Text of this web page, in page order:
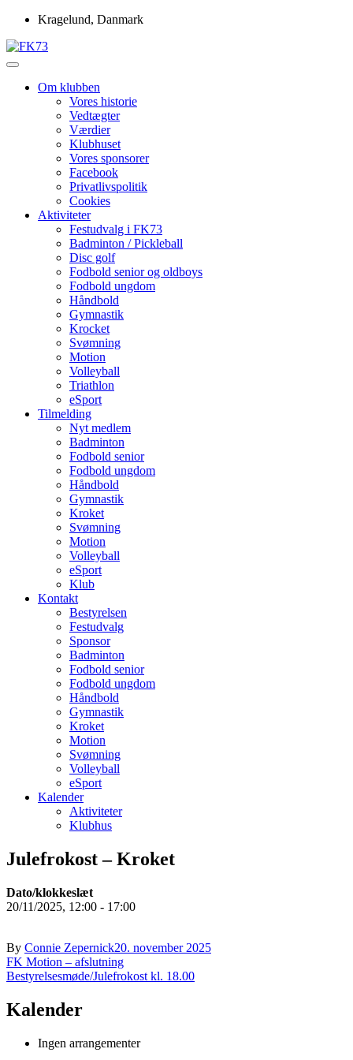
Skip
content
Kragelund, Danmark
FK73
Om klubben
Vores historie
Vedtægter
Værdier
Klubhuset
Vores sponsorer
Facebook
Privatlivspolitik
Cookies
Aktiviteter
Festudvalg i FK73
Badminton / Pickleball
Disc golf
Fodbold senior og oldboys
Fodbold ungdom
Håndbold
Gymnastik
Krocket
Svømning
Motion
Volleyball
Triathlon
eSport
Tilmelding
Nyt medlem
Badminton
Fodbold senior
Fodbold ungdom
Håndbold
Gymnastik
Kroket
Svømning
Motion
Volleyball
eSport
Klub
Kontakt
Bestyrelsen
Festudvalg
Sponsor
Badminton
Fodbold senior
Fodbold ungdom
Håndbold
Gymnastik
Kroket
Motion
Svømning
Volleyball
eSport
Kalender
Aktiviteter
Klubhus
Julefrokost – Kroket
Dato/klokkeslæt
20/11/2025, 12:00 - 17:00
By Connie Zepernick20. november 2025
Indlægsnavigation
FK Motion – afslutning
Bestyrelsesmøde/Julefrokost kl. 18.00
Kalender
Ingen arrangementer